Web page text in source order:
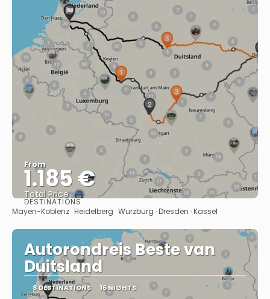
From
1.185 €
Total Price
See
DESTINATIONS
Mayen-Koblenz · Heidelberg · Wurzburg · Dresden · Kassel
Autorondreis Beste van
Duitsland
8 DESTINATIONS 16 NIGHTS